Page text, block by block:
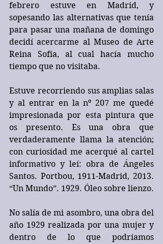
febrero estuve en Madrid, y
sopesando las alternativas que tenía
para pasar una mañana de domingo
decidí acercarme al Museo de Arte
Reina Sofía, al cual hacía mucho
tiempo que no visitaba.
Estuve recorriendo sus amplias salas
y al entrar en la nº 207 me quedé
impresionada por esta pintura que
os presento. Es una obra que
verdaderamente llama la atención;
con curiosidad me acerqué al cartel
informativo y leí: obra de Ángeles
Santos. Portbou, 1911-Madrid, 2013.
“Un Mundo”. 1929. Óleo sobre lienzo.
No salía de mi asombro, una obra del
año 1929 realizada por una mujer y
dentro de lo que podríamos